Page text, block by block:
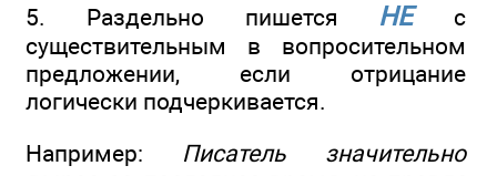
5. Раздельно пишется НЕс
существительным в вопросительном
предложении, если отрицание
логически подчеркивается.
Например: Писатель значительно